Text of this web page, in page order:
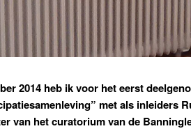
2014 heb ik voor het eerst
met als inleiders
van het curatorium van de